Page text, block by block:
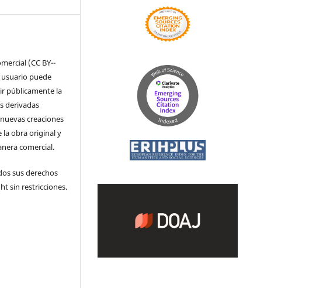
(CC BY-­
usuario puede
públicamente la
derivadas
creaciones
la obra original y
comercial.
sus derechos
sin restricciones.